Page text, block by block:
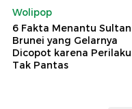
Wolipop
6 Fakta Menantu Sultan
Brunei yang Gelarnya
Dicopot karena Perilaku
Tak Pantas